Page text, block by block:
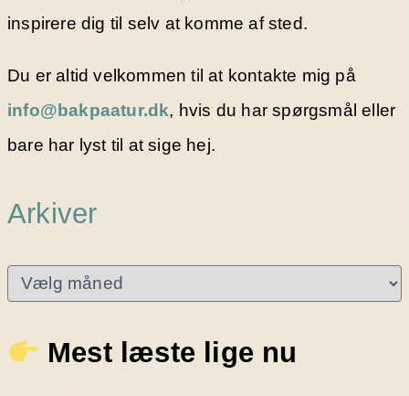
inspirere dig til selv at komme af sted.
Du er altid velkommen til at kontakte mig på
info@bakpaatur.dk, hvis du har spørgsmål eller
bare har lyst til at sige hej.
Arkiver
v
e
Mest læste lige nu